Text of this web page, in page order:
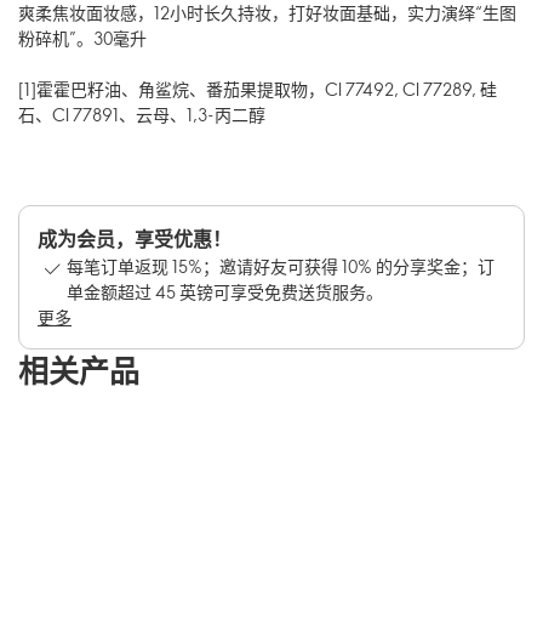
爽柔焦妆面妆感，12小时长久持妆，打好妆面基础，实力演绎“生图
粉碎机”。30毫升
[1]霍霍巴籽油、角鲨烷、番茄果提取物，CI 77492, CI 77289, 硅
石、CI 77891、云母、1,3-丙二醇
成为会员，享受优惠！
每笔订单返现 15%；邀请好友可获得 10% 的分享奖金；订
单金额超过 45 英镑可享受免费送货服务。
更多
相关产品